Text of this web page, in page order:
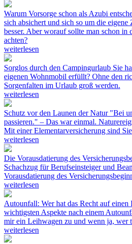
Warum Vorsorge schon als Azubi
sich absichert und sich so um die
besser. Aber worauf sollte man schon in
achten?
weiterlesen
Sorglos durch den Campingurlaub Sie
eigenen Wohnmobil erfüllt? Ohne den
Sorgenfalten im Urlaub groß werden.
weiterlesen
Schutz vor den Launen der Natur "Bei
passieren." – Das war einmal.
Mit einer Elementarversicherung sind
weiterlesen
Die Vorausdatierung des
Schachzug für Berufseinsteiger und
Vorausdatierung des
weiterlesen
Autounfall: Wer hat das Recht auf einen
wichtigsten Aspekte nach einem
mir ein Leihwagen zu und wenn ja, wer
weiterlesen